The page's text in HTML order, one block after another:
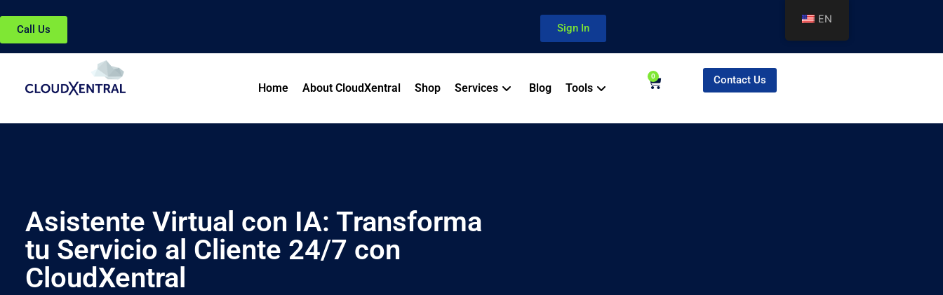
Call Us Sign In
Home About CloudXentral Shop Services Blog Tools
0 Contact Us
Asistente Virtual con IA: Transforma
tu Servicio al Cliente 24/7 con
CloudXentral
EN